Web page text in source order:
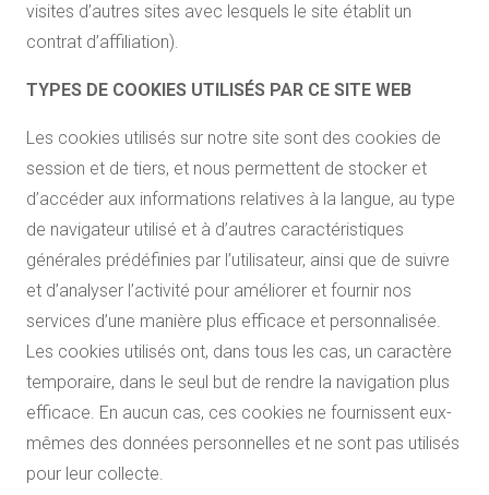
visites d’autres sites avec lesquels le site établit un
contrat d’affiliation).
TYPES DE COOKIES UTILISÉS PAR CE SITE WEB
Les cookies utilisés sur notre site sont des cookies de
session et de tiers, et nous permettent de stocker et
d’accéder aux informations relatives à la langue, au type
de navigateur utilisé et à d’autres caractéristiques
générales prédéfinies par l’utilisateur, ainsi que de suivre
et d’analyser l’activité pour améliorer et fournir nos
services d’une manière plus efficace et personnalisée.
Les cookies utilisés ont, dans tous les cas, un caractère
temporaire, dans le seul but de rendre la navigation plus
efficace. En aucun cas, ces cookies ne fournissent eux-
mêmes des données personnelles et ne sont pas utilisés
pour leur collecte.